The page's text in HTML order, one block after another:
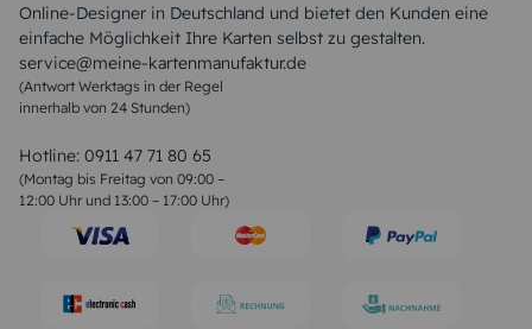
Online-Designer in Deutschland und bietet den Kunden eine
einfache Möglichkeit Ihre Karten selbst zu gestalten.
service@meine-kartenmanufaktur.de
(Antwort Werktags in der Regel
innerhalb von 24 Stunden)
Hotline: 0911 47 71 80 65
(Montag bis Freitag von 09:00 –
12:00 Uhr und 13:00 – 17:00 Uhr)
Sommer Sprüche
Muttertagssprüche
Sprüche zur Hochzeit
Sprüche zur Konfirmation & Kommunion
Weihnachtsgedichte
Liebessprüche
Geburtstagssprüche
Trauersprüche
Konfirmation Glückwünsche